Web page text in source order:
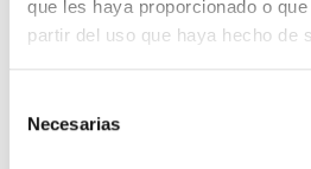
que les haya proporcionado o
partir del uso que haya hecho de
Necesarias
de grandes patrimonios.
de nuevos clientes, la gestión
oferta de servicios financieros